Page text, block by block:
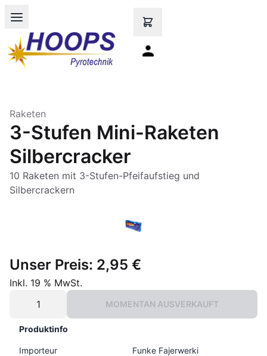
Open main menu
Raketen
3-Stufen Mini-Raketen
Silbercracker
10 Raketen mit 3-Stufen-Pfeifaufstieg und
Silbercrackern
Unser Preis: 2,95 €
Inkl. 19 % MwSt.
MOMENTAN AUSVERKAUFT
Produktinfo
Importeur Funke Fajerwerki